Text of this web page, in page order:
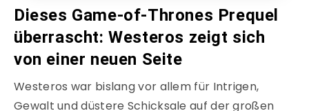
Dieses Game-of-Thrones Prequel
überrascht: Westeros zeigt sich
von einer neuen Seite
Westeros war bislang vor allem für Intrigen,
Gewalt und düstere Schicksale auf der großen